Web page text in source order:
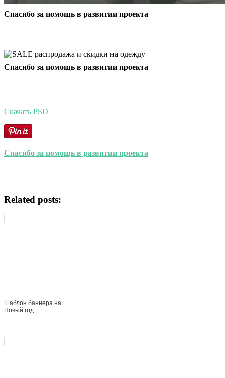
Спасибо за помощь в развитии проекта
Спасибо за помощь в развитии проекта
Скачать PSD
Спасибо за помощь в развитии проекта
Related posts:
Шаблон баннера на
Новый год